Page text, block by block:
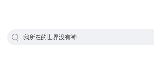
我所在的世界没有神